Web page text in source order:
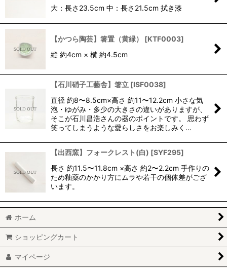
大：長さ23.5cm 中：長さ21.5cm 拭き漆
【かつら陶芸】箸置（黄緑） [KTF0003]
縦 約4cm × 横 約4.5cm
【石川硝子工藝舎】箸立 [ISF0038]
直径 約8〜8.5cm×高さ 約11〜12.2cm 小さな気
泡・ゆがみ・多少の大きさの違いがありますが、
そこが石川昌浩さんの器のポイントです。 思わず
笑ってしまうような愛らしさをお楽しみく…
【出西窯】フォークレスト(白) [SYF295]
長さ 約11.5〜11.8cm ×高さ 約2〜2.2cm 手作りの
ため釉薬のかかり方にムラや若干の個体差がござ
います。
ホーム
ショッピングカート
マイページ